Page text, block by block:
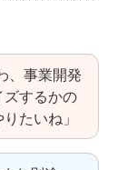
、事業開発
するかの
たいね」